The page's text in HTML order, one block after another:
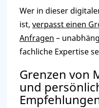
Wer in dieser
ist, verpasst einen
Anfragen –
fachliche Expertise
Grenzen von
und